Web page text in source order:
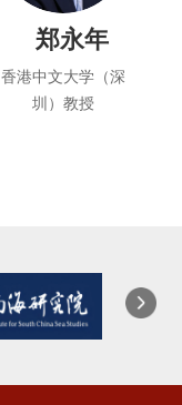
郑永年
香港中文大学（深
圳）教授